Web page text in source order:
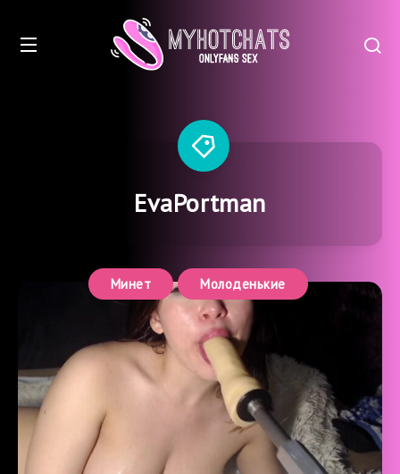
EvaPortman
Минет Молоденькие